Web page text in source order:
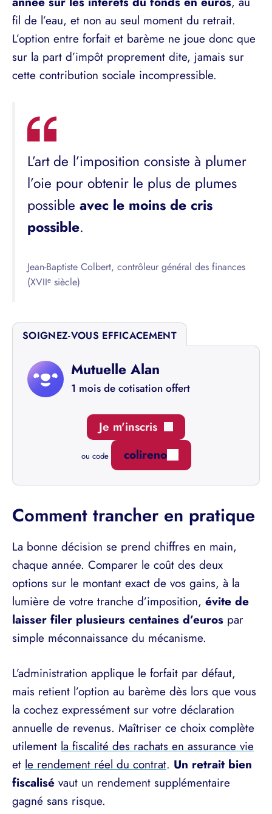
fil de l’eau, et non au seul moment du retrait.
L’option entre forfait et barème ne joue donc que
sur la part d’impôt proprement dite, jamais sur
cette contribution sociale incompressible.
L’art de l’imposition consiste à plumer
l’oie pour obtenir le plus de plumes
possible avec le moins de cris
possible.
Jean-Baptiste Colbert, contrôleur général des finances
(XVIIᵉ siècle)
SOIGNEZ-VOUS EFFICACEMENT
Mutuelle Alan
1 mois de cotisation offert
Je m'inscris
ou code colireno
Comment trancher en pratique
La bonne décision se prend chiffres en main,
chaque année. Comparer le coût des deux
options sur le montant exact de vos gains, à la
lumière de votre tranche d’imposition, évite de
laisser filer plusieurs centaines d’euros par
simple méconnaissance du mécanisme.
L’administration applique le forfait par défaut,
mais retient l’option au barème dès lors que vous
la cochez expressément sur votre déclaration
annuelle de revenus. Maîtriser ce choix complète
utilement la fiscalité des rachats en assurance vie
et le rendement réel du contrat. Un retrait bien
fiscalisé vaut un rendement supplémentaire
gagné sans risque.